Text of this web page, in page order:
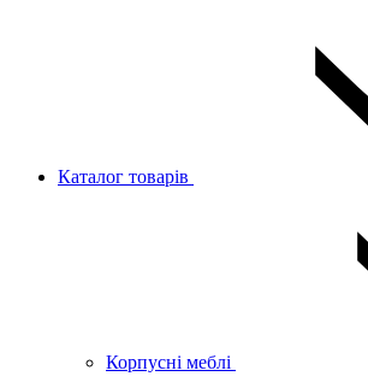
Каталог товарів
Корпусні меблі